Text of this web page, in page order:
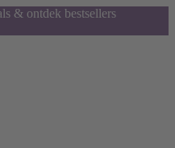
& ontdek bestsellers